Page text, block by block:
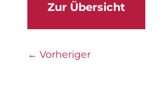
Zur Übersicht
← Vorheriger